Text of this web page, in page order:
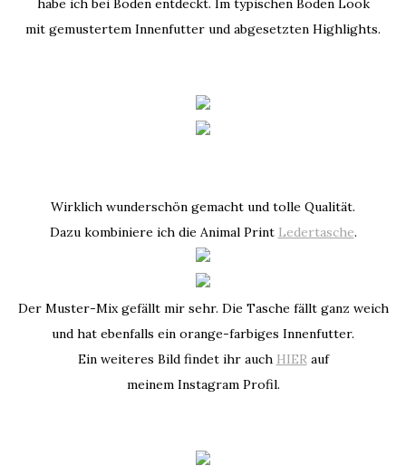
habe ich bei Boden entdeckt. Im typischen Boden Look
mit gemustertem Innenfutter und abgesetzten Highlights.
Wirklich wunderschön gemacht und tolle Qualität.
Dazu kombiniere ich die Animal Print Ledertasche.
Der Muster-Mix gefällt mir sehr. Die Tasche fällt ganz weich
und hat ebenfalls ein orange-farbiges Innenfutter.
Ein weiteres Bild findet ihr auch HIERauf
meinem Instagram Profil.